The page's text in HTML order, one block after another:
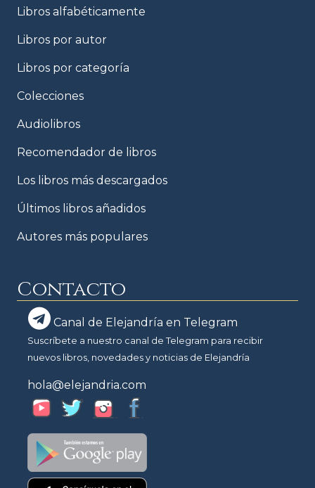
Libros alfabéticamente
Libros por autor
Libros por categoría
Colecciones
Audiolibros
Recomendador de libros
Los libros más descargados
Últimos libros añadidos
Autores más populares
Contacto
Canal de Elejandría en Telegram
Suscríbete a nuestro canal de Telegram para recibir
nuevos libros, novedades y noticias de Elejandría
hola@elejandria.com